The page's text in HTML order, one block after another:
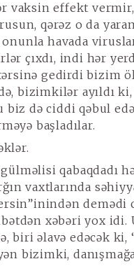
vaksin effekt
qərəz o da
havada
çıxdı, indi hər
gedirdi bizim
bizimkilər ayıldı ki,
biz də ciddi qəbul
başladılar.
qabaqdadı
vaxtlarında
demədi
xəbəri yox idi.
biri əlavə edəcək ki,
bizimki,